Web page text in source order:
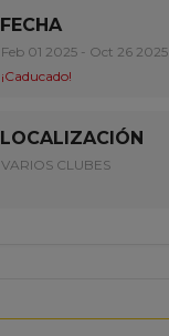
FECHA
Feb 01 2025 - Oct 26 2025
¡Caducado!
LOCALIZACIÓN
VARIOS CLUBES